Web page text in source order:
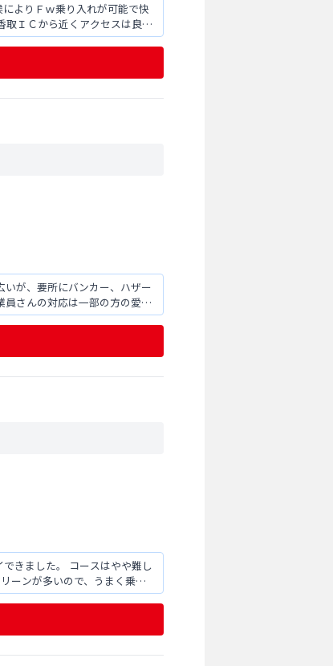
よりＦｗ乗り入れが可能で快
取ＩＣから近くアクセスは良
が、要所にバンカー、ハザー
員さんの対応は一部の方の愛想
きました。 コースはやや難し
ーンが多いので、うまく乗せ